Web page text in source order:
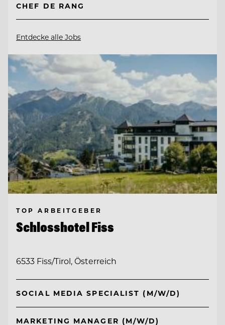
CHEF DE RANG
Entdecke alle Jobs
TOP ARBEITGEBER
Schlosshotel Fiss
6533 Fiss/Tirol, Österreich
SOCIAL MEDIA SPECIALIST (M/W/D)
MARKETING MANAGER (M/W/D)